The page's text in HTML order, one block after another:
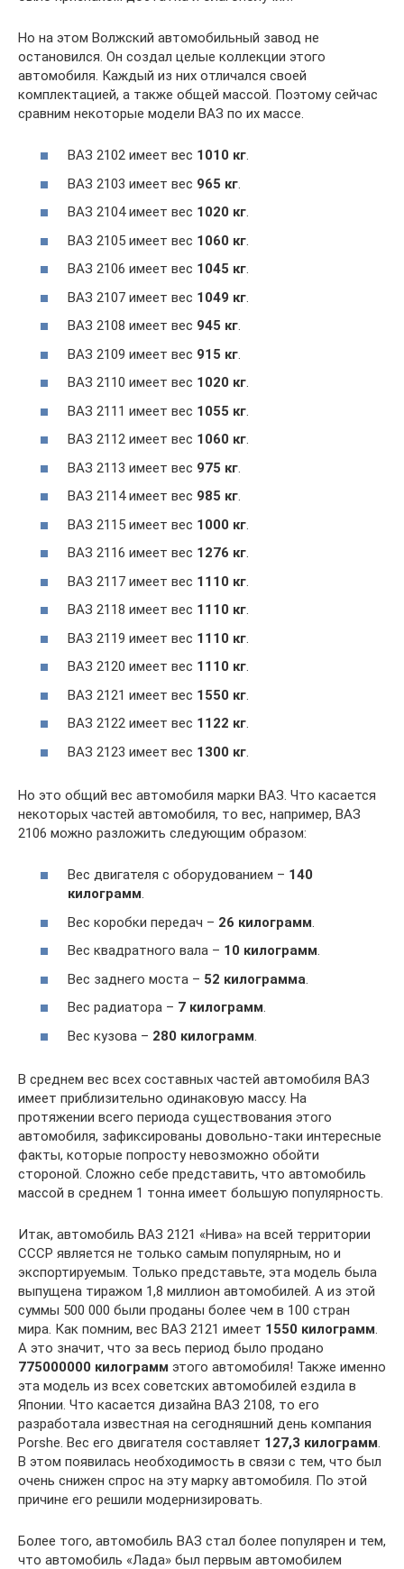
Но на этом Волжский автомобильный завод не
остановился. Он создал целые коллекции этого
автомобиля. Каждый из них отличался своей
комплектацией, а также общей массой. Поэтому сейчас
сравним некоторые модели ВАЗ по их массе.
ВАЗ 2102 имеет вес 1010 кг.
ВАЗ 2103 имеет вес 965 кг.
ВАЗ 2104 имеет вес 1020 кг.
ВАЗ 2105 имеет вес 1060 кг.
ВАЗ 2106 имеет вес 1045 кг.
ВАЗ 2107 имеет вес 1049 кг.
ВАЗ 2108 имеет вес 945 кг.
ВАЗ 2109 имеет вес 915 кг.
ВАЗ 2110 имеет вес 1020 кг.
ВАЗ 2111 имеет вес 1055 кг.
ВАЗ 2112 имеет вес 1060 кг.
ВАЗ 2113 имеет вес 975 кг.
ВАЗ 2114 имеет вес 985 кг.
ВАЗ 2115 имеет вес 1000 кг.
ВАЗ 2116 имеет вес 1276 кг.
ВАЗ 2117 имеет вес 1110 кг.
ВАЗ 2118 имеет вес 1110 кг.
ВАЗ 2119 имеет вес 1110 кг.
ВАЗ 2120 имеет вес 1110 кг.
ВАЗ 2121 имеет вес 1550 кг.
ВАЗ 2122 имеет вес 1122 кг.
ВАЗ 2123 имеет вес 1300 кг.
Но это общий вес автомобиля марки ВАЗ. Что касается
некоторых частей автомобиля, то вес, например, ВАЗ
2106 можно разложить следующим образом:
Вес двигателя с оборудованием – 140
килограмм.
Вес коробки передач – 26 килограмм.
Вес квадратного вала – 10 килограмм.
Вес заднего моста – 52 килограмма.
Вес радиатора – 7 килограмм.
Вес кузова – 280 килограмм.
В среднем вес всех составных частей автомобиля ВАЗ
имеет приблизительно одинаковую массу. На
протяжении всего периода существования этого
автомобиля, зафиксированы довольно-таки интересные
факты, которые попросту невозможно обойти
стороной. Сложно себе представить, что автомобиль
массой в среднем 1 тонна имеет большую популярность.
Итак, автомобиль ВАЗ 2121 «Нива» на всей территории
СССР является не только самым популярным, но и
экспортируемым. Только представьте, эта модель была
выпущена тиражом 1,8 миллион автомобилей. А из этой
суммы 500 000 были проданы более чем в 100 стран
мира. Как помним, вес ВАЗ 2121 имеет 1550 килограмм.
А это значит, что за весь период было продано
775000000 килограмм этого автомобиля! Также именно
эта модель из всех советских автомобилей ездила в
Японии. Что касается дизайна ВАЗ 2108, то его
разработала известная на сегодняшний день компания
Porshe. Вес его двигателя составляет 127,3 килограмм.
В этом появилась необходимость в связи с тем, что был
очень снижен спрос на эту марку автомобиля. По этой
причине его решили модернизировать.
Более того, автомобиль ВАЗ стал более популярен и тем,
что автомобиль «Лада» был первым автомобилем